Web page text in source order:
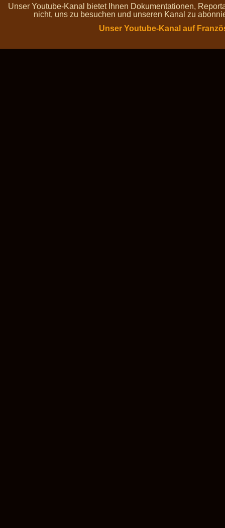
Unser Youtube-Kanal bietet Ihnen Dokumentationen,
nicht, uns zu besuchen und unseren Kanal zu
Unser Youtube-Kanal auf